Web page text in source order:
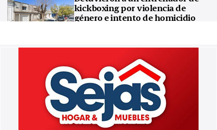
kickboxing por violencia de
género e intento de homicidio